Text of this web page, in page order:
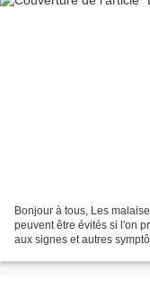
Bonjour à tous, Les
peuvent être évités si l'on
aux signes et autres